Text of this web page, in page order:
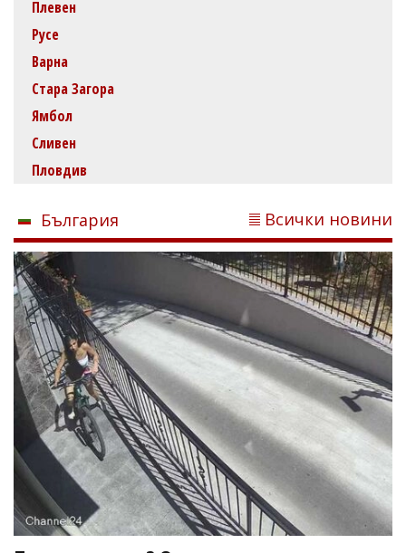
Плевен
Русе
Варна
Стара Загора
Ямбол
Сливен
Пловдив
България Всички новини